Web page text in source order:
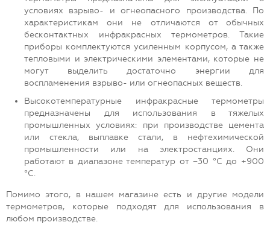
условиях взрыво- и огнеопасного производства. По
характеристикам они не отличаются от обычных
бесконтактных инфракрасных термометров. Такие
приборы комплектуются усиленным корпусом, а также
тепловыми и электрическими элементами, которые не
могут выделить достаточно энергии для
воспламенения взрыво- или огнеопасных веществ.
Высокотемпературные инфракрасные термометры
предназначены для использования в тяжелых
промышленных условиях: при производстве цемента
или стекла, выплавке стали, в нефтехимической
промышленности или на электростанциях. Они
работают в диапазоне температур от −30 °С до +900
°С.
Помимо этого, в нашем магазине есть и другие модели
термометров, которые подходят для использования в
любом производстве.